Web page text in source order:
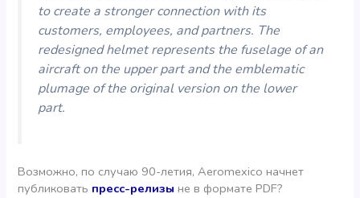
to create a stronger connection with its
customers, employees, and partners. The
redesigned helmet represents the fuselage of an
aircraft on the upper part and the emblematic
plumage of the original version on the lower
part.
Возможно, по случаю 90-летия, Aeromexico начнет
публиковать пресс-релизы не в формате PDF?